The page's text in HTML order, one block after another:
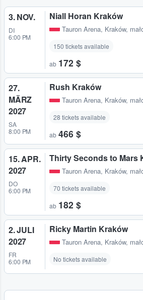
3. NOV.
DI
6:00 PM
Niall Horan Kraków
Tauron Arena, Kraków,
150 tickets available
ab 172 $
27.
MÄRZ
2027
SA
8:00 PM
Rush Kraków
Tauron Arena, Kraków,
28 tickets available
ab 466 $
15. APR.
2027
DO
6:00 PM
Thirty Seconds to Mars
Tauron Arena, Kraków,
70 tickets available
ab 182 $
2. JULI
2027
FR
6:00 PM
Ricky Martin Kraków
Tauron Arena, Kraków,
No tickets available